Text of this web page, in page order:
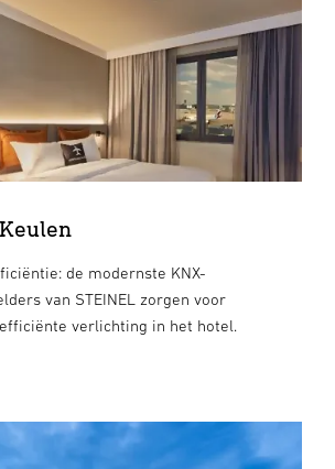
de modernste KNX-
van STEINEL zorgen voor
verlichting in het hotel.